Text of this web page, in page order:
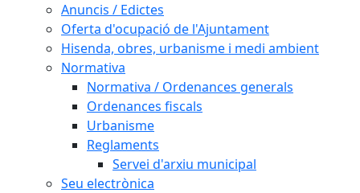
Anuncis / Edictes
Oferta d'ocupació de l'Ajuntament
Hisenda, obres, urbanisme i medi ambient
Normativa
Normativa / Ordenances generals
Ordenances fiscals
Urbanisme
Reglaments
Servei d'arxiu municipal
Seu electrònica